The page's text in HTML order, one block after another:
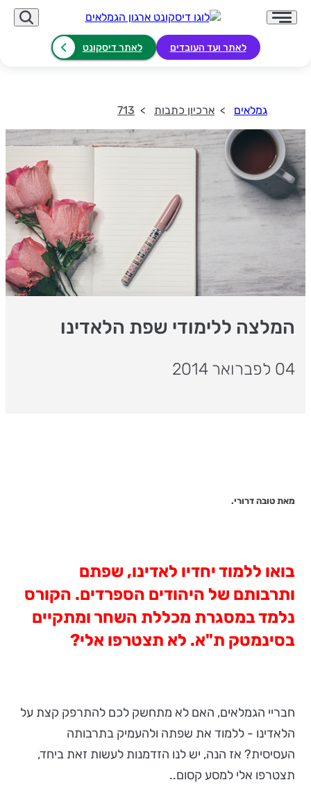
לאתר ועד העובדים לאתר דיסקונט
גמלאים ארכיון כתבות 713
המלצה ללימודי שפת הלאדינו
04 לפברואר 2014
מאת טובה דרורי.
בואו ללמוד יחדיו לאדינו, שפתם
ותרבותם של היהודים הספרדים. הקורס
נלמד במסגרת מכללת השחר ומתקיים
בסינמטק ת"א. לא תצטרפו אלי?
חבריי הגמלאים, האם לא מתחשק לכם להתרפק קצת על
הלאדינו - ללמוד את שפתה ולהעמיק בתרבותה
העסיסית? אז הנה, יש לנו הזדמנות לעשות זאת ביחד,
תצטרפו אלי למסע קסום..